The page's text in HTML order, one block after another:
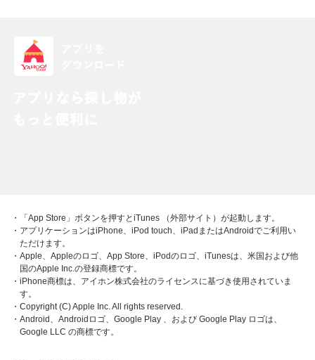
・「App Store」ボタンを押すとiTunes （外部サイト）が起動します。
・アプリケーションはiPhone、iPod touch、iPadまたはAndroidでご利用い
ただけます。
・Apple、Appleのロゴ、App Store、iPodのロゴ、iTunesは、米国および他
国のApple Inc.の登録商標です。
・iPhone商標は、アイホン株式会社のライセンスに基づき使用されていま
す。
・Copyright (C) Apple Inc. All rights reserved.
・Android、Androidロゴ、Google Play 、および Google Play ロゴは、
Google LLC の商標です。